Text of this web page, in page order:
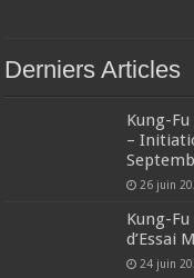
Derniers Articles
Kung-
–
26 juin
Kung-
d’Essai
24 juin